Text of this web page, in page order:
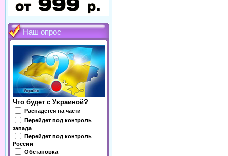
Наш опрос
Что будет с Украиной?
Распадется на части
Перейдет под контроль
запада
Перейдет под контроль
России
Обстановка